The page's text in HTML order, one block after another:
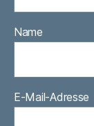
Name
E-Mail-Adresse